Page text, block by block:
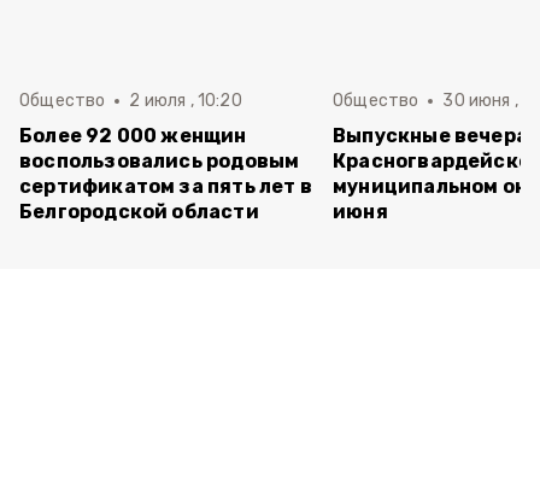
Общество 2 июля , 10:20
Более 92 000 женщин
воспользовались родовым
сертификатом за пять лет в
Белгородской области
Общество 30 июня ,
Выпускные вечера
муниципальном
июня